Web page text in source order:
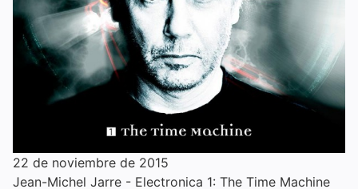
22 de noviembre de 2015
Jean-Michel Jarre - Electronica 1: The Time Machine